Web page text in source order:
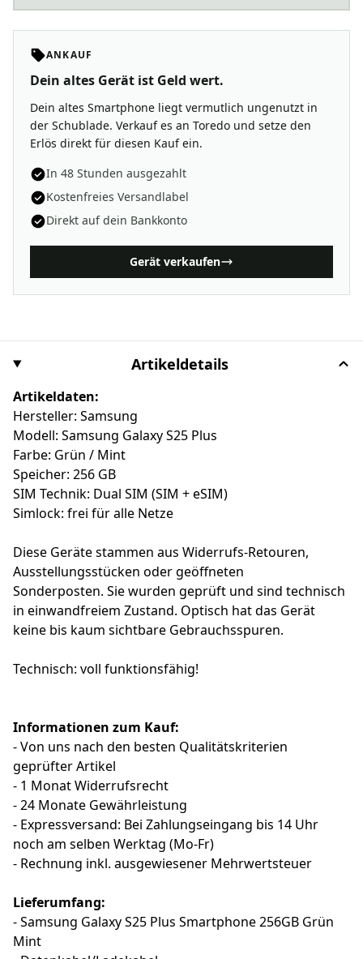
ANKAUF
Dein altes Gerät ist Geld wert.
Dein altes Smartphone liegt vermutlich ungenutzt in
der Schublade. Verkauf es an Toredo und setze den
Erlös direkt für diesen Kauf ein.
In 48 Stunden ausgezahlt
Kostenfreies Versandlabel
Direkt auf dein Bankkonto
Gerät verkaufen
Artikeldetails
Artikeldaten:
Hersteller: Samsung
Modell: Samsung Galaxy S25 Plus
Farbe: Grün / Mint
Speicher: 256 GB
SIM Technik: Dual SIM (SIM + eSIM)
Simlock: frei für alle Netze
Diese Geräte stammen aus Widerrufs-Retouren,
Ausstellungsstücken oder geöffneten
Sonderposten. Sie wurden geprüft und sind technisch
in einwandfreiem Zustand. Optisch hat das Gerät
keine bis kaum sichtbare Gebrauchsspuren.
Technisch: voll funktionsfähig!
Informationen zum Kauf:
- Von uns nach den besten Qualitätskriterien
geprüfter Artikel
- 1 Monat Widerrufsrecht
- 24 Monate Gewährleistung
- Expressversand: Bei Zahlungseingang bis 14 Uhr
noch am selben Werktag (Mo-Fr)
- Rechnung inkl. ausgewiesener Mehrwertsteuer
Lieferumfang:
- Samsung Galaxy S25 Plus Smartphone 256GB Grün
Mint